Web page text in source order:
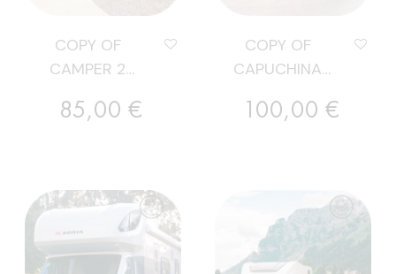
COPY OF
CAMPER 2
Preu
85,00 €
COPY OF
CAPUCHINA
Preu
100,00 €